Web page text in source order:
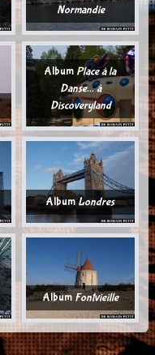
Normandie
Album Place à la
Danse... à
Discoveryland
AlbumLondres
Album Fontvieille